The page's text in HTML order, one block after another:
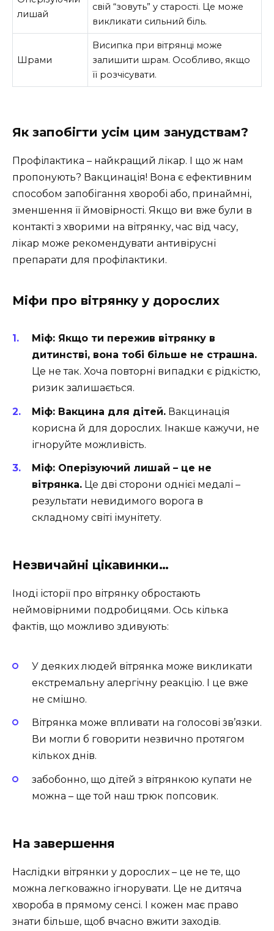
лишай
свій “зовуть” у старості. Це може
викликати сильний біль.
Шрами
Висипка при вітрянці може
залишити шрам. Особливо, якщо
її розчісувати.
Як запобігти усім цим занудствам?
Профілактика – найкращий лікар. І що ж нам
пропонують? Вакцинація! Вона є ефективним
способом запобігання хворобі або, принаймні,
зменшення її ймовірності. Якщо ви вже були в
контакті з хворими на вітрянку, час від часу,
лікар може рекомендувати антивірусні
препарати для профілактики.
Міфи про вітрянку у дорослих
Міф: Якщо ти пережив вітрянку в
дитинстві, вона тобі більше не страшна.
Це не так. Хоча повторні випадки є рідкістю,
ризик залишається.
Міф: Вакцина для дітей. Вакцинація
корисна й для дорослих. Інакше кажучи, не
ігноруйте можливість.
Міф: Оперізуючий лишай – це не
вітрянка. Це дві сторони однієї медалі –
результати невидимого ворога в
складному світі імунітету.
Незвичайні цікавинки…
Іноді історії про вітрянку обростають
неймовірними подробицями. Ось кілька
фактів, що можливо здивують:
У деяких людей вітрянка може викликати
екстремальну алергічну реакцію. І це вже
не смішно.
Вітрянка може впливати на голосові зв’язки.
Ви могли б говорити незвично протягом
кількох днів.
забобонно, що дітей з вітрянкою купати не
можна – ще той наш трюк попсовик.
На завершення
Наслідки вітрянки у дорослих – це не те, що
можна легковажно ігнорувати. Це не дитяча
хвороба в прямому сенсі. І кожен має право
знати більше, щоб вчасно вжити заходів.